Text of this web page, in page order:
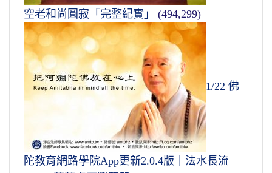
空老和尚圓寂「完整紀實」 (494,299)
1/22 佛
陀教育網路學院App更新2.0.4版｜法水長流